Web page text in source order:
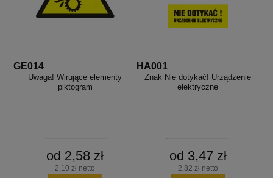
GE014
Uwaga! Wirujące elementy
piktogram
od 2,58 zł
2,10 zł netto
HA001
Znak Nie dotykać! Urządzenie
elektryczne
od 3,47 zł
2,82 zł netto